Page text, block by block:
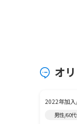
オ
2022年加
男性/60